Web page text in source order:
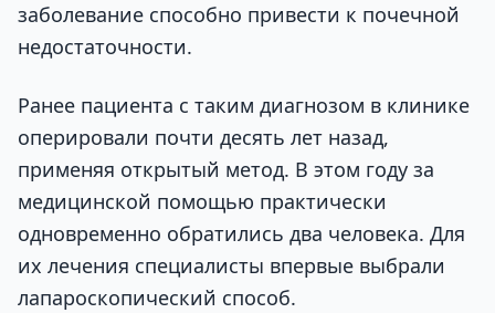
заболевание способно привести к почечной
недостаточности.
Ранее пациента с таким диагнозом в клинике
оперировали почти десять лет назад,
применяя открытый метод. В этом году за
медицинской помощью практически
одновременно обратились два человека. Для
их лечения специалисты впервые выбрали
лапароскопический способ.